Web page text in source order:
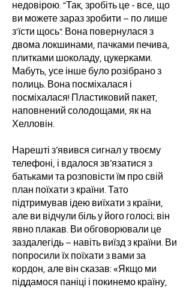
недовірою. "Так, зробіть це - все, що
ви можете зараз зробити – по лише
з'їсти щось". Вона повернулася з
двома локшинами, пачками печива,
плитками шоколаду, цукерками.
Мабуть, усе інше було розібрано з
полиць. Вона посміхалася і
посміхалася! Пластиковий пакет,
наповнений солодощами, як на
Хелловін.
Нарешті з’явився сигнал у твоєму
телефоні, і вдалося зв’язатися з
батьками та розповісти їм про свій
план поїхати з країни. Тато
підтримував ідею виїхати з країни,
але ви відчули біль у його голосі; він
явно плакав. Ви обговорювали це
заздалегідь – навіть виїзд з країни. Ви
попросили їх поїхати з вами за
кордон, але він сказав: «Якщо ми
піддамося паніці і покинемо країну,